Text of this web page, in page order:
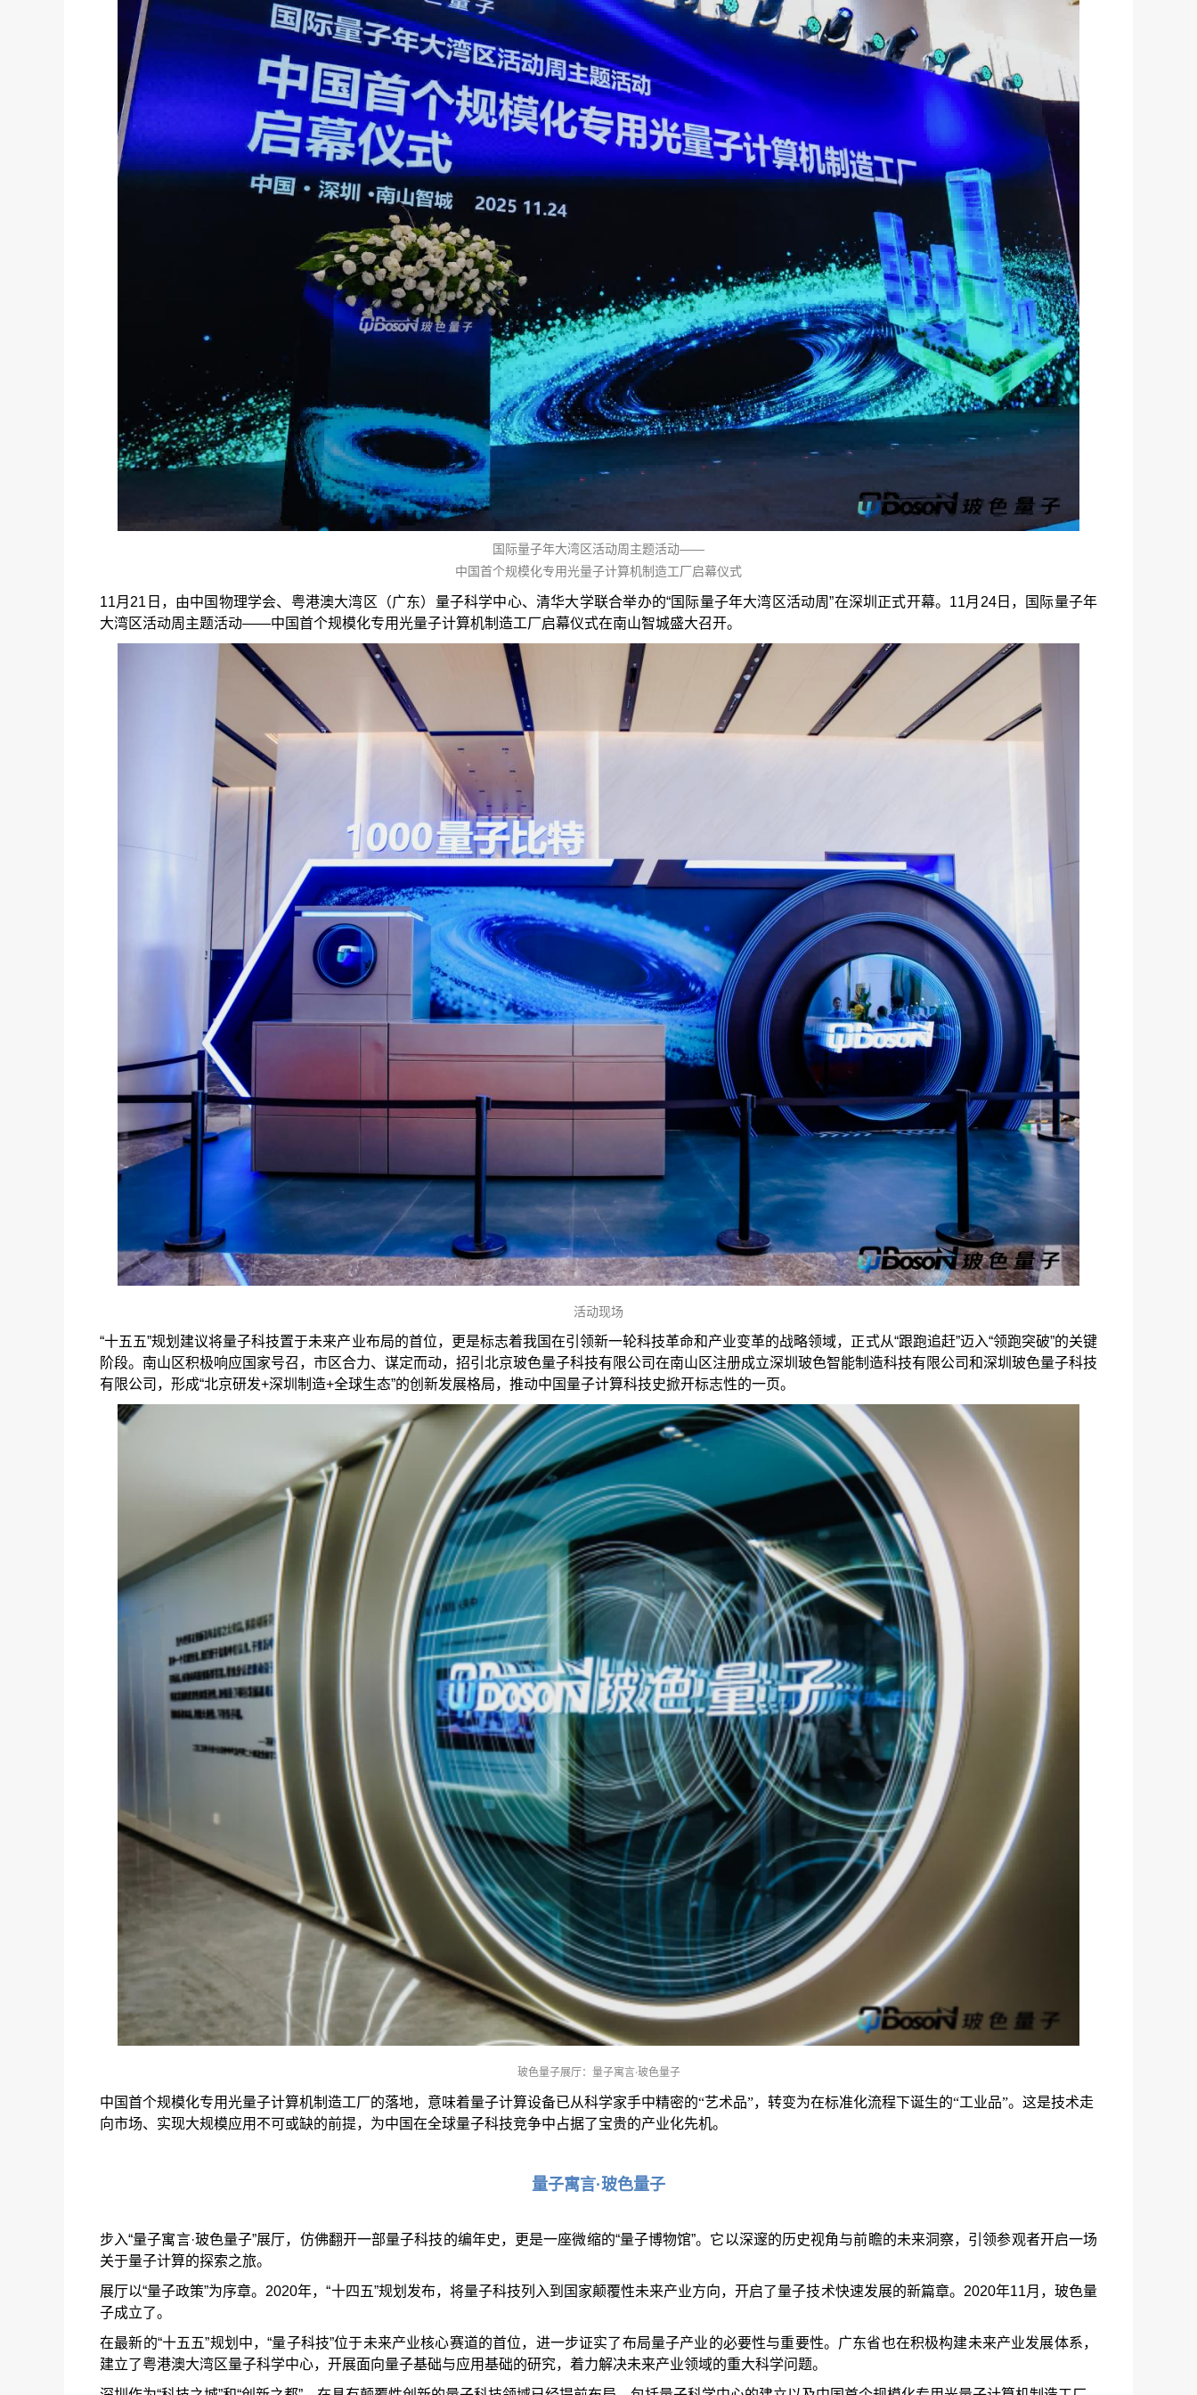
国际量子年大湾区活动周主题活动——
中国首个规模化专用光量子计算机制造工厂启幕仪式
11月21日，由中国物理学会、粤港澳大湾区（广东）量子科学中心、清华大学联合举办的“国际量子年大湾区活动周”在深圳正式开幕。11月24日，国际量子年
大湾区活动周主题活动——中国首个规模化专用光量子计算机制造工厂启幕仪式在南山智城盛大召开。
活动现场
“十五五”规划建议将量子科技置于未来产业布局的首位，更是标志着我国在引领新一轮科技革命和产业变革的战略领域，正式从“跟跑追赶”迈入“领跑突破”的关键
阶段。南山区积极响应国家号召，市区合力、谋定而动，招引北京玻色量子科技有限公司在南山区注册成立深圳玻色智能制造科技有限公司和深圳玻色量子科技
有限公司，形成“北京研发+深圳制造+全球生态”的创新发展格局，推动中国量子计算科技史掀开标志性的一页。
玻色量子展厅：量子寓言·玻色量子
中国首个规模化专用光量子计算机制造工厂的落地，意味着量子计算设备已从科学家手中精密的“艺术品”，转变为在标准化流程下诞生的“工业品”。这是技术走
向市场、实现大规模应用不可或缺的前提，为中国在全球量子科技竞争中占据了宝贵的产业化先机。
量子寓言·玻色量子
步入“量子寓言·玻色量子”展厅，仿佛翻开一部量子科技的编年史，更是一座微缩的“量子博物馆”。它以深邃的历史视角与前瞻的未来洞察，引领参观者开启一场
关于量子计算的探索之旅。
展厅以“量子政策”为序章。2020年，“十四五”规划发布，将量子科技列入到国家颠覆性未来产业方向，开启了量子技术快速发展的新篇章。2020年11月，玻色量
子成立了。
在最新的“十五五”规划中，“量子科技”位于未来产业核心赛道的首位，进一步证实了布局量子产业的必要性与重要性。广东省也在积极构建未来产业发展体系，
建立了粤港澳大湾区量子科学中心，开展面向量子基础与应用基础的研究，着力解决未来产业领域的重大科学问题。